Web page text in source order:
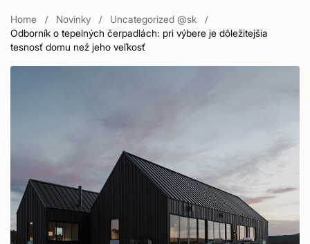
Home Novinky
Uncategorized @sk
Odborník o tepelných čerpadlách: pri výbere je dôležitejšia
tesnosť domu než jeho veľkosť